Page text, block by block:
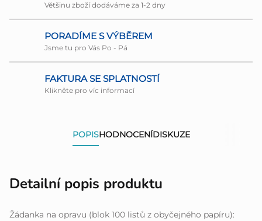
Většinu zboží dodáváme za 1-2 dny
PORADÍME S VÝBĚREM
Jsme tu pro Vás Po - Pá
FAKTURA SE SPLATNOSTÍ
Klikněte pro víc informací
POPISHODNOCENÍDISKUZE
Detailní popis produktu
Žádanka na opravu (blok 100 listů z obyčejného papíru):